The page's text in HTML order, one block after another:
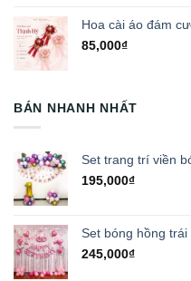
Hoa cài áo đám
85,000₫
BÁN NHANH NHẤT
Set trang trí viền
195,000₫
Set bóng hồng trái
245,000₫